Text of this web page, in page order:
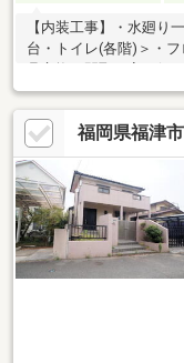
【内装工事】・水廻り
台・トイレ(各階)＞・
ゼット)【外構工事】
福岡県福津